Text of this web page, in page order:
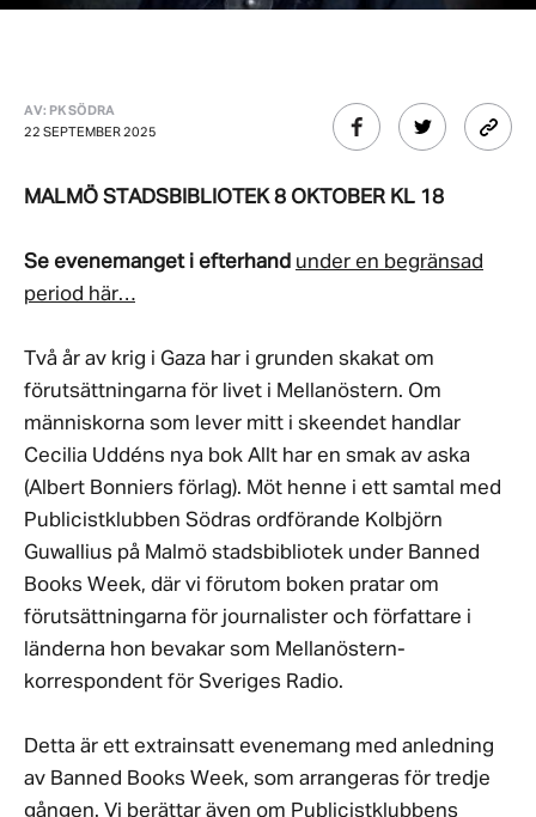
AV: PK SÖDRA
22 SEPTEMBER 2025
MALMÖ STADSBIBLIOTEK 8 OKTOBER KL 18
Se evenemanget i efterhand under en begränsad
period här…
Två år av krig i Gaza har i grunden skakat om
förutsättningarna för livet i Mellanöstern. Om
människorna som lever mitt i skeendet handlar
Cecilia Uddéns nya bok Allt har en smak av aska
(Albert Bonniers förlag). Möt henne i ett samtal med
Publicistklubben Södras ordförande Kolbjörn
Guwallius på Malmö stadsbibliotek under Banned
Books Week, där vi förutom boken pratar om
förutsättningarna för journalister och författare i
länderna hon bevakar som Mellanöstern-
korrespondent för Sveriges Radio.
Detta är ett extrainsatt evenemang med anledning
av Banned Books Week, som arrangeras för tredje
gången. Vi berättar även om Publicistklubbens